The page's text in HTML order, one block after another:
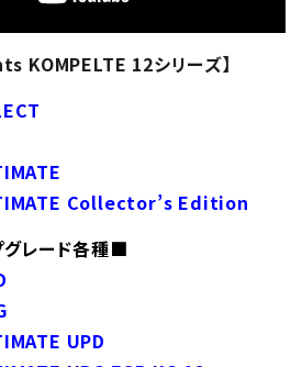
12シリーズ】
Collector’s Edition
グレード各種■
UPD